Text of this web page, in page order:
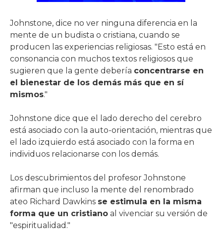
Johnstone, dice no ver ninguna diferencia en la
mente de un budista o cristiana, cuando se
producen las experiencias religiosas. "Esto está en
consonancia con muchos textos religiosos que
sugieren que la gente debería concentrarse en
el bienestar de los demás más que en sí
mismos."
Johnstone dice que el lado derecho del cerebro
está asociado con la auto-orientación, mientras que
el lado izquierdo está asociado con la forma en
individuos relacionarse con los demás.
Los descubrimientos del profesor Johnstone
afirman que incluso la mente del renombrado
ateo Richard Dawkins se estimula en la misma
forma que un cristiano al vivenciar su versión de
"espiritualidad."